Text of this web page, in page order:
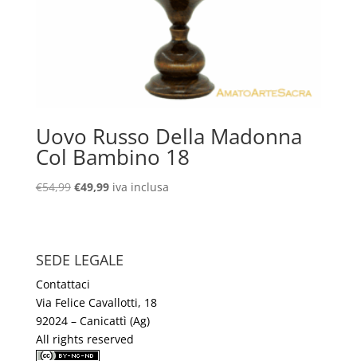
Uovo Russo Della Madonna
Col Bambino 18
€54,99 Il
€54,99.
€49,99Il
€49,99.
iva inclusa
SEDE LEGALE
Contattaci
Via Felice Cavallotti, 18
92024 – Canicattì (Ag)
All rights reserved